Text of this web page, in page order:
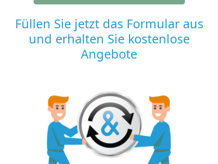
Füllen Sie jetzt das Formular aus
und erhalten Sie kostenlose
Angebote